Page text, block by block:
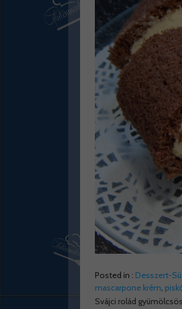
Posted in : Desszert-
mascarpone krém
Svájci rolád